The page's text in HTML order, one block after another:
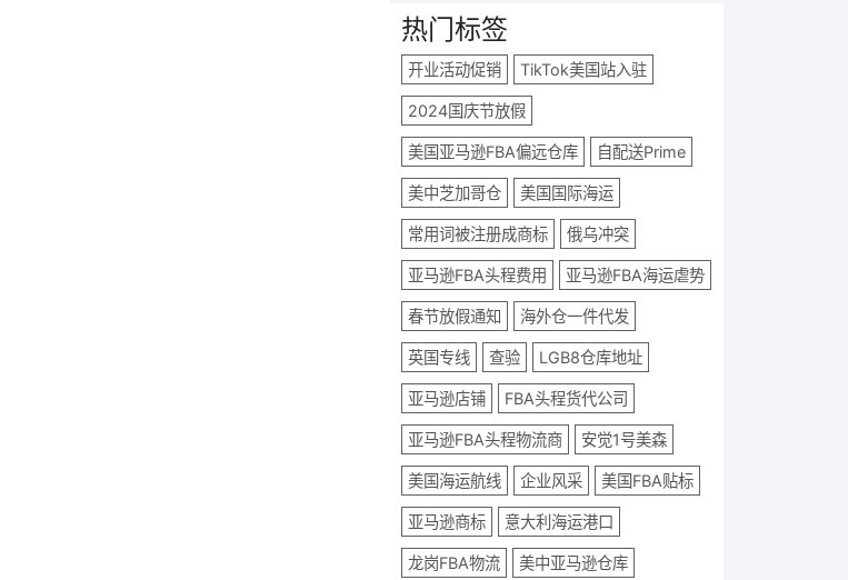
热门标签
开业活动促销 TikTok美国站入驻
2024国庆节放假
美国亚马逊FBA偏远仓库 自配送Prime
美中芝加哥仓 美国国际海运
常用词被注册成商标 俄乌冲突
亚马逊FBA头程费用 亚马逊FBA海运虐势
春节放假通知 海外仓一件代发
英国专线 查验 LGB8仓库地址
亚马逊店铺 FBA头程货代公司
亚马逊FBA头程物流商 安觉1号美森
美国海运航线 企业风采 美国FBA贴标
亚马逊商标 意大利海运港口
龙岗FBA物流 美中亚马逊仓库